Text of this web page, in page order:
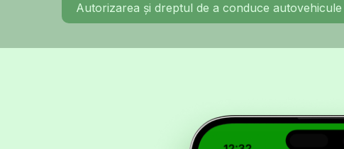
Autorizarea și dreptul de a conduce autovehicule